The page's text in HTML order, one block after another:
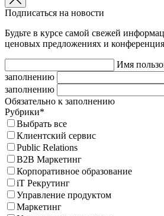
Подписаться на новости
Будьте в курсе самой свежей
ценовых предложениях и
Имя
заполнению
заполнению
Обязательно к заполнению
Рубрики*
Выбрать все
Клиентский сервис
Public Relations
B2B Маркетинг
Корпоративное образование
iT Рекрутинг
Управление продуктом
Маркетинг